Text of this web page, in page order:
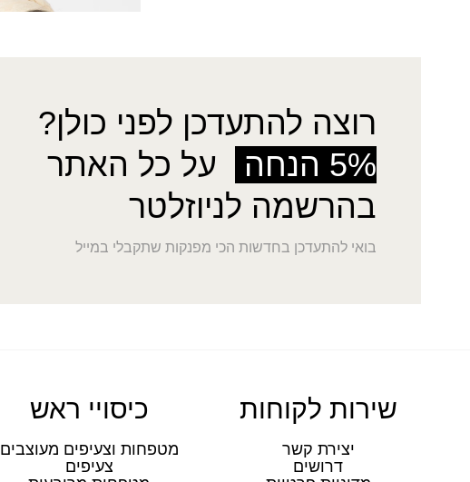
רוצה להתעדכן לפני כולן?
5% הנחה
על כל האתר
בהרשמה לניוזלטר
בואי להתעדכן בחדשות הכי מפנקות שתקבלי במייל
שירות לקוחות
יצירת קשר
דרושים
כיסויי ראש
מטפחות וצעיפים מעוצבים
צעיפים